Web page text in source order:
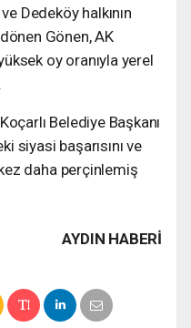
Dedeköy halkının
Gönen, AK
oy oranıyla yerel
Belediye Başkanı
siyasi başarısını ve
daha perçinlemiş
AYDIN HABERİ